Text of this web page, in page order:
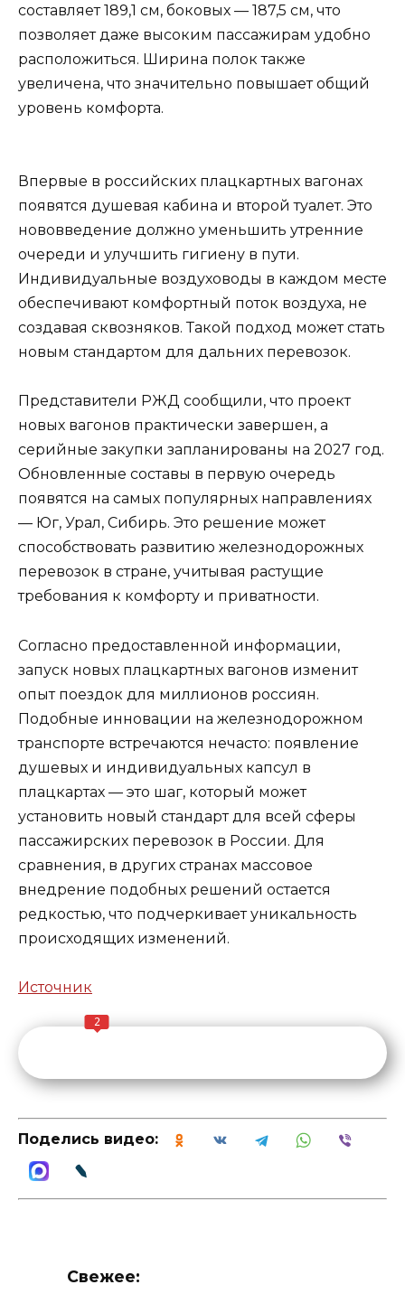
составляет 189,1 см, боковых — 187,5 см, что
позволяет даже высоким пассажирам удобно
расположиться. Ширина полок также
увеличена, что значительно повышает общий
уровень комфорта.
Впервые в российских плацкартных вагонах
появятся душевая кабина и второй туалет. Это
нововведение должно уменьшить утренние
очереди и улучшить гигиену в пути.
Индивидуальные воздуховоды в каждом месте
обеспечивают комфортный поток воздуха, не
создавая сквозняков. Такой подход может стать
новым стандартом для дальних перевозок.
Представители РЖД сообщили, что проект
новых вагонов практически завершен, а
серийные закупки запланированы на 2027 год.
Обновленные составы в первую очередь
появятся на самых популярных направлениях
— Юг, Урал, Сибирь. Это решение может
способствовать развитию железнодорожных
перевозок в стране, учитывая растущие
требования к комфорту и приватности.
Согласно предоставленной информации,
запуск новых плацкартных вагонов изменит
опыт поездок для миллионов россиян.
Подобные инновации на железнодорожном
транспорте встречаются нечасто: появление
душевых и индивидуальных капсул в
плацкартах — это шаг, который может
установить новый стандарт для всей сферы
пассажирских перевозок в России. Для
сравнения, в других странах массовое
внедрение подобных решений остается
редкостью, что подчеркивает уникальность
происходящих изменений.
Источник
2
Поделись видео:
Свежее: